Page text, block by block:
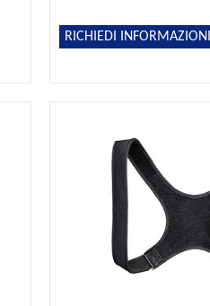
RICHIEDI INFORMAZIONI